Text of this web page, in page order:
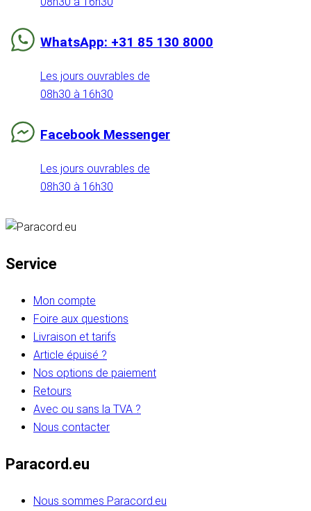
WhatsApp: +31 85 130 8000
Les jours ouvrables de
08h30 à 16h30
Facebook Messenger
Les jours ouvrables de
08h30 à 16h30
Service
Mon compte
Foire aux questions
Livraison et tarifs
Article épuisé ?
Nos options de paiement
Retours
Avec ou sans la TVA ?
Nous contacter
Paracord.eu
Nous sommes Paracord.eu